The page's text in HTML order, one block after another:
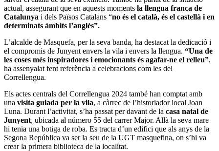
actual, assegurant que en aquests moments la llengua franca de
Catalunya i dels Països Catalans “no és el català, és el castellà i en
determinats àmbits l’anglès”.
L’alcalde de Masquefa, per la seva banda, ha destacat la dedicació i
el compromís de Junyent envers la vila i envers la llengua. “Una de
les coses més inspiradores i emocionants és agafar-ne el relleu”,
ha assenyalat fent referència a celebracions com les del
Correllengua.
Els actes centrals del Correllengua 2024 també han comptat amb
una visita guiada per la vila, a càrrec de l’historiador local Joan
Luna. Durant l’activitat, s’ha passat per davant de la casa natal de
Junyent, ubicada al número 55 del carrer Major. Allà la seva mare
hi tenia una botiga de roba. Es tracta d’un edifici que als anys de la
Segona República va ser la seu de la UGT masquefina, on s’hi va
crear la primera biblioteca de la localitat.